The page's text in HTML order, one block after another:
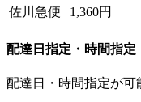
佐川急便
1,360円
配達日指定・時間指定
配達日・時間指定が可